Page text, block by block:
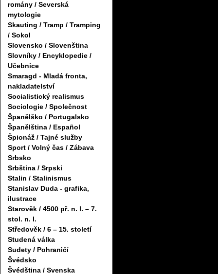
romány / Severská
mytologie
Skauting / Tramp / Tramping
/ Sokol
Slovensko / Slovenština
Slovníky / Encyklopedie /
Učebnice
Smaragd - Mladá fronta,
nakladatelství
Socialistický realismus
Sociologie / Společnost
Španělško / Portugalsko
Španělština / Español
Špionáž / Tajné služby
Sport / Volný čas / Zábava
Srbsko
Srbština / Srpski
Stalin / Stalinismus
Stanislav Duda - grafika,
ilustrace
Starověk / 4500 př. n. l. – 7.
stol. n. l.
Středověk / 6 – 15. století
Studená válka
Sudety / Pohraničí
Švédsko
Švédština / Svenska